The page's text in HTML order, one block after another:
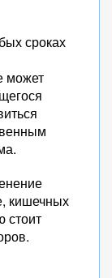
сроках
может
кишечных
стоит